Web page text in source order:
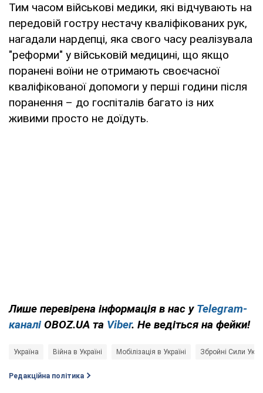
Тим часом військові медики, які відчувають на
передовій гостру нестачу кваліфікованих рук,
нагадали нардепці, яка свого часу реалізувала
"реформи" у військовій медицині, що якщо
поранені воїни не отримають своєчасної
кваліфікованої допомоги у перші години після
поранення – до госпіталів багато із них
живими просто не доїдуть.
Лише перевірена інформація в нас у Telegram-
каналі OBOZ.UA та Viber. Не ведіться на фейки!
Україна Війна в Україні Мобілізація в Україні Збройні Сили
Редакційна політика